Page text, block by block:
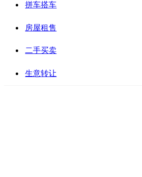
拼车搭车
房屋租售
二手买卖
生意转让